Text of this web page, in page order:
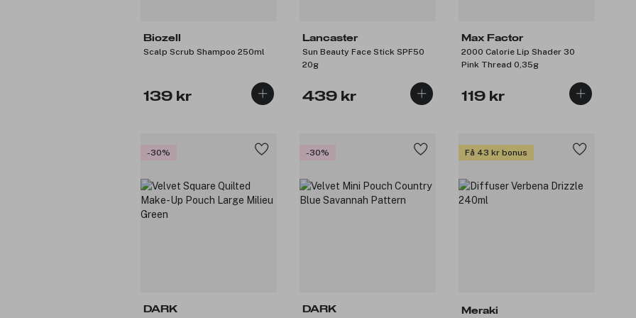
Biozell
Scalp Scrub Shampoo 250ml
139 kr
Lancaster
Sun Beauty Face Stick SPF50
20g
439 kr
Max Factor
2000 Calorie Lip Shader 30
Pink Thread 0,35g
119 kr
-30%
DARK
-30%
DARK
Få 43 kr bonus
Meraki